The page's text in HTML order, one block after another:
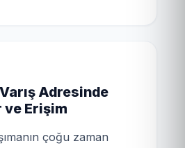
Varış Adresinde
Erişim
çoğu zaman